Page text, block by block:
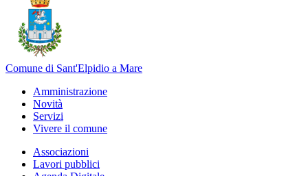
Comune di Sant'Elpidio a Mare
Amministrazione
Novità
Servizi
Vivere il comune
Associazioni
Lavori pubblici